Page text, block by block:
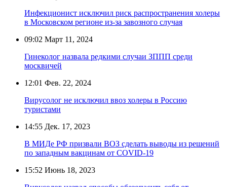
Инфекционист исключил риск распространения холеры
в Московском регионе из-за завозного случая
09:02 Март 11, 2024
Гинеколог назвала редкими случаи ЗППП среди
москвичей
12:01 Фев. 22, 2024
Вирусолог не исключил ввоз холеры в Россию
туристами
14:55 Дек. 17, 2023
В МИДе РФ призвали ВОЗ сделать выводы из решений
по западным вакцинам от COVID-19
15:52 Июнь 18, 2023